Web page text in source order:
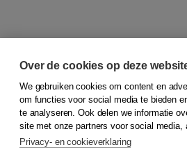
© 2026Koninklijke Boom uitgevers
Over de cookies op deze
We gebruiken cookies om content en
om functies voor social media te bieden
te analyseren. Ook delen we informatie
site met onze partners voor social media,
Privacy- en cookieverklaring